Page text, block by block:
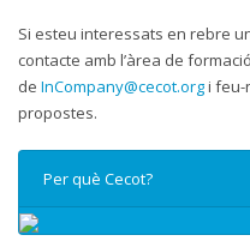
Si esteu interessats en rebre
contacte amb l’àrea de
de InCompany@cecot.orgi feu-
propostes.
Per què Cecot?